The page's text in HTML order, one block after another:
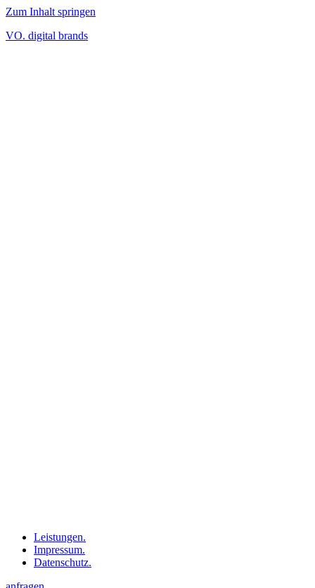
Zum Inhalt springen
VO. digital brands
Leistungen.
Impressum.
Datenschutz.